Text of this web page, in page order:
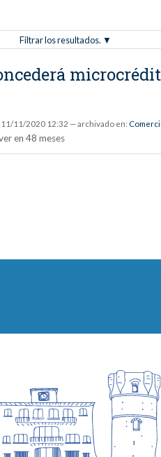
Filtrar los resultados.
11/11/2020 12:32 — archivado en:
en 48 meses